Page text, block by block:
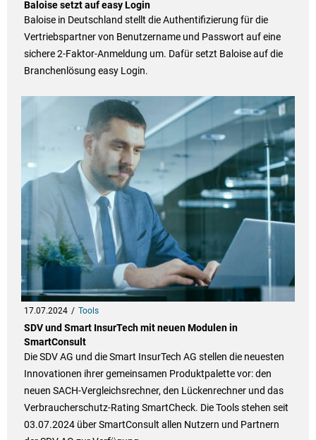
Baloise setzt auf easy Login
Baloise in Deutschland stellt die Authentifizierung für die
Vertriebspartner von Benutzername und Passwort auf eine
sichere 2-Faktor-Anmeldung um. Dafür setzt Baloise auf die
Branchenlösung easy Login.
17.07.2024 Tools
SDV und Smart InsurTech mit neuen Modulen in
SmartConsult
Die SDV AG und die Smart InsurTech AG stellen die neuesten
Innovationen ihrer gemeinsamen Produktpalette vor: den
neuen SACH-Vergleichsrechner, den Lückenrechner und das
Verbraucherschutz-Rating SmartCheck. Die Tools stehen seit
03.07.2024 über SmartConsult allen Nutzern und Partnern